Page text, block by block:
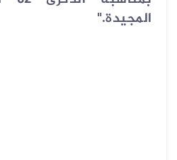
المجيدة."